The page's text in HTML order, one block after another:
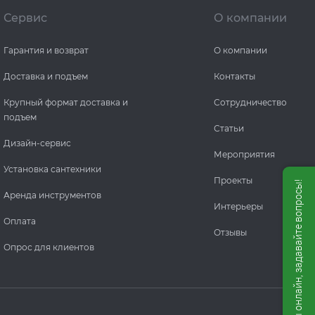
Сервис
Гарантия и возврат
Доставка и подъем
Крупный формат доставка и
подъем
Дизайн-сервис
Установка сантехники
Аренда инструментов
Оплата
Опрос для клиентов
О компании
О компании
Контакты
Сотрудничество
Статьи
Мероприятия
Проекты
Интерьеры
Отзывы Мы онлайн, задавайте вопросы!